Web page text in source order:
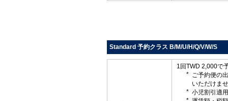
Standard 予約クラス B/M/U/H/Q/V/W/S
1回TWD 2,000で
ご予約便の
いただけま
小児割引適